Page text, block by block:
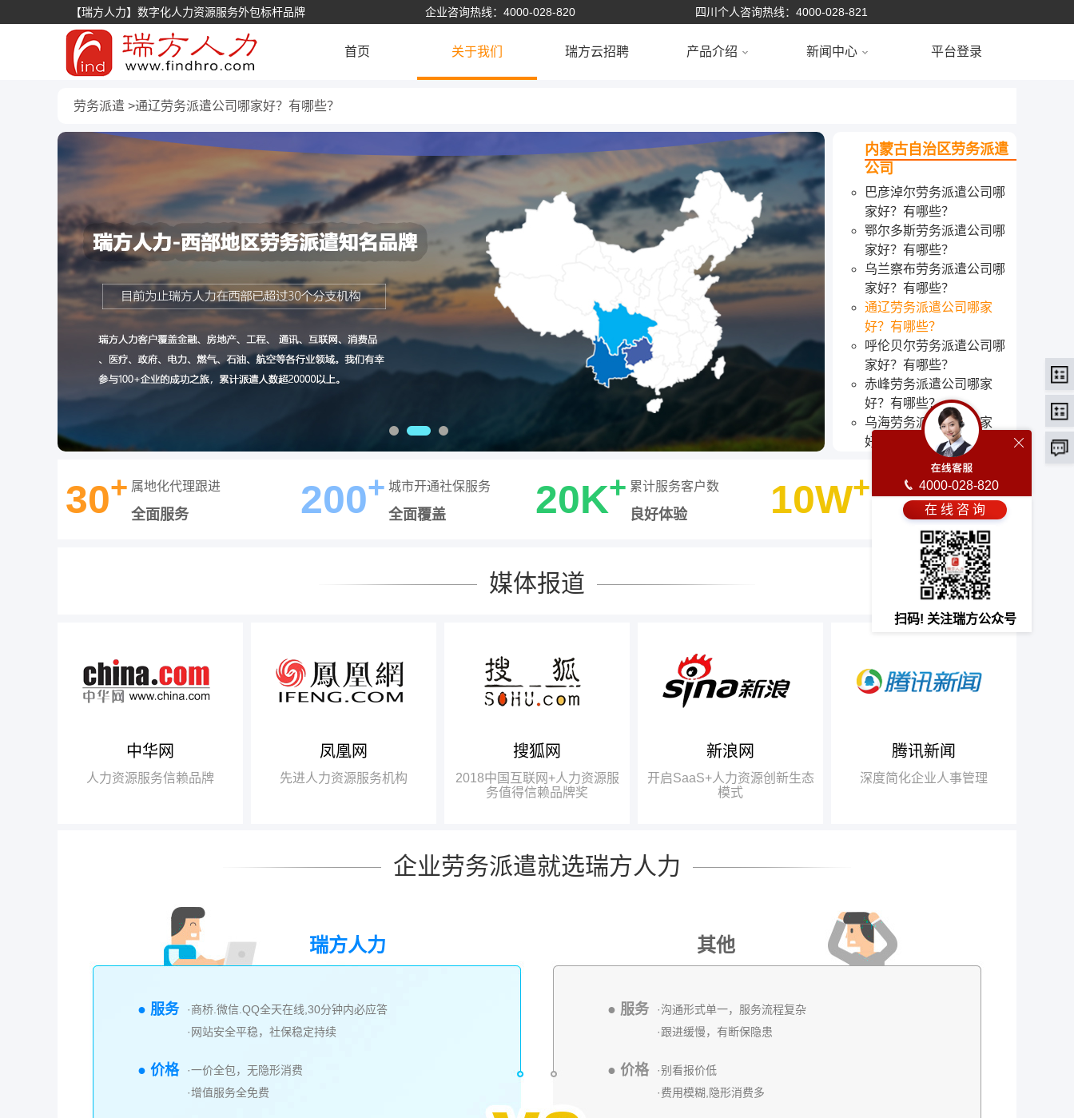
【瑞方人力】数字化人力资源服务外包标杆品牌 企业咨询热线：4000-028-820 四川个人咨询热线：4000-028-821
首页 关于我们 瑞方云招聘 产品介绍 新闻中心 平台登录
劳务派遣 通辽劳务派遣公司哪家好？有哪些？
内蒙古自治区劳务派遣
公司
巴彦淖尔劳务派遣公司哪
家好？有哪些？
鄂尔多斯劳务派遣公司哪
家好？有哪些？
乌兰察布劳务派遣公司哪
家好？有哪些？
通辽劳务派遣公司哪家
好？有哪些？
呼伦贝尔劳务派遣公司哪
家好？有哪些？
赤峰劳务派遣公司哪家
好？有哪些？
乌海劳务派遣公司哪家
好？有哪些？
包头劳务派遣公司哪家
好？有哪些？
呼和浩特劳务派遣公司哪
家好？有哪些？
30+ 属地化代理跟进
全面服务 200+ 城市开通社保服务
全面覆盖 20K+ 累计服务客户数
良好体验 10W+ 客户选择瑞方人力
最终选择
媒体报道
中华网
人力资源服务信赖品牌
【腾讯】“2018中国互联网
+行业领军企业奖”
【瑞方】“2018中国互联网
凤凰网
先进人力资源服务机构
龚晓鸥：成都有大量的高校、
研究机构，具备强大的智力基础，
完全有条件在政府的牵头下，打造
出更好的、四川本土的人力资源服
搜狐网
2018中国互联网+人力资源服
务值得信赖品牌奖
瑞方人力获得人力资源行业唯
一奖项——“2018中国互联网+人
力资源服务值得信赖品牌奖”
新浪网
开启SaaS+人力资源创新生态
模式
布局“互联网+人力资源服务”
战略，基于互联网发展的迅猛之
势，打造“瑞人云”SaaS人力资源
腾讯新闻
深度简化企业人事管理
企业劳务派遣就选瑞方人力
瑞方人力 其他
● 服务
·商桥.微信.QQ全天在线,30分钟内必应答
·网站安全平稳，社保稳定持续
● 价格
·一价全包，无隐形消费
·增值服务全免费
● 服务
·沟通形式单一，服务流程复杂
·跟进缓慢，有断保隐患
● 价格
·别看报价低
·费用模糊,隐形消费多
4000-028-820
在 线 咨 询
扫码! 关注瑞方公众号